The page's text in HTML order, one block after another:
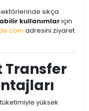
sıkça
kullanımlariçin
adresini ziyaret
Transfer
yüksek